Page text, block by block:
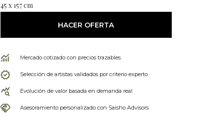
45 x 157 cm
HACER OFERTA
Mercado cotizado con precios trazables
Selección de artistas validados por criterio experto
Evolución de valor basada en demanda real
Asesoramiento personalizado con Saisho Advisors